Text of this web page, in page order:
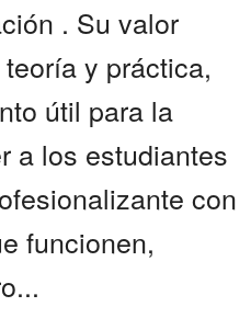
. Su valor
y práctica,
útil para la
a los estudiantes
con
funcionen,